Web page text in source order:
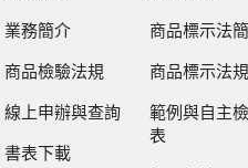
業務簡介
商品檢驗法規
線上申辦與查詢
書表下載
商品標示法
商品標示法
範例與自主
表